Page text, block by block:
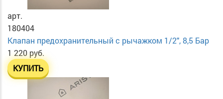
арт.
180404
Клапан предохранительный с рычажком 1/2", 8,5 Бар
1 220 руб.
КУПИТЬ